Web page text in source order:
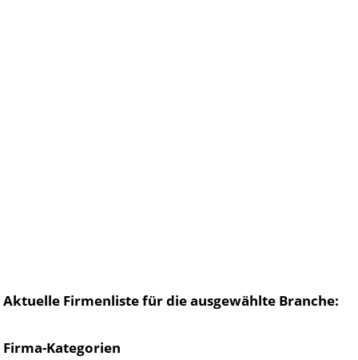
Aktuelle Firmenliste für die ausgewählte Branche:
Firma-Kategorien